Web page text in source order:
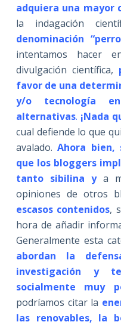
adquiera una mayor
la indagación
denominación
intentamos hacer
divulgación científica,
favor de una
y/o tecnología
alternativas. ¡Nada
cual defiende lo que
avalado. Ahora bien,
que los bloggers
tanto sibilina y a
opiniones de otros
escasos contenidos,
hora de añadir
Generalmente esta
abordan la
investigación y
socialmente muy
podríamos citar la
las renovables, la